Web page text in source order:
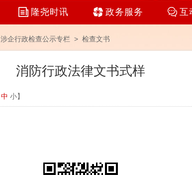
隆尧时讯 政务服务 互
涉企行政检查公示专栏 > 检查文书
消防行政法律文书式样
中 小】